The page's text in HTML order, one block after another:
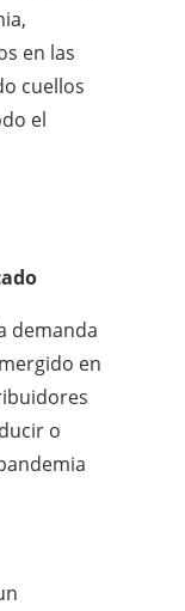
en las
cuellos
el
demanda
en
o